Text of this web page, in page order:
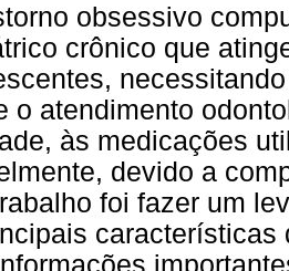
obsessivo
crônico que
o atendimento
às medicações
devido a
foi fazer um